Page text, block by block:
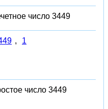
число 3449
, 1
число 3449